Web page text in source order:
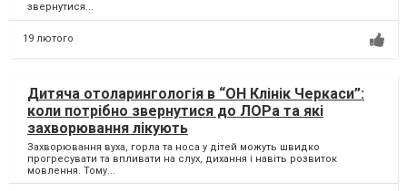
звернутися...
19 лютого
Дитяча отоларингологія в “ОН Клінік Черкаси”:
коли потрібно звернутися до ЛОРа та які
захворювання лікують
Захворювання вуха, горла та носа у дітей можуть швидко
прогресувати та впливати на слух, дихання і навіть розвиток
мовлення. Тому...